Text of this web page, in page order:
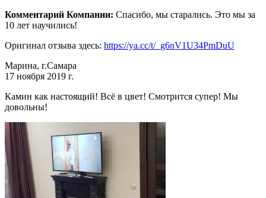
Комментарий Компании: Спасибо, мы старались. Это мы за
10 лет научились!
Оригинал отзыва здесь: https://ya.cc/t/_g6nV1U34PmDuU
Марина, г.Самара
17 ноября 2019 г.
Камин как настоящий! Всё в цвет! Смотрится супер! Мы
довольны!